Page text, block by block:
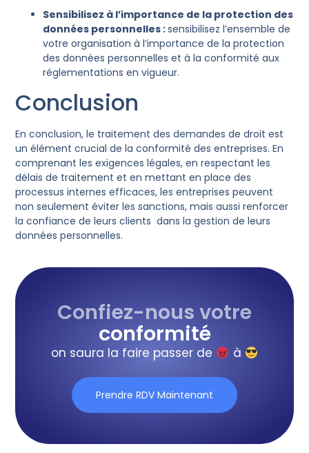
Sensibilisez à l’importance de la protection des
données personnelles :sensibilisez l’ensemble de
votre organisation à l’importance de la protection
des données personnelles et à la conformité aux
réglementations en vigueur.
Conclusion
En conclusion, le traitement des demandes de droit est
un élément crucial de la conformité des entreprises. En
comprenant les exigences légales, en respectant les
délais de traitement et en mettant en place des
processus internes efficaces, les entreprises peuvent
non seulement éviter les sanctions, mais aussi renforcer
la confiance de leurs clients dans la gestion de leurs
données personnelles.
Confiez-nous votre
conformité
on saura la faire passer de à
Prendre RDV Maintenant